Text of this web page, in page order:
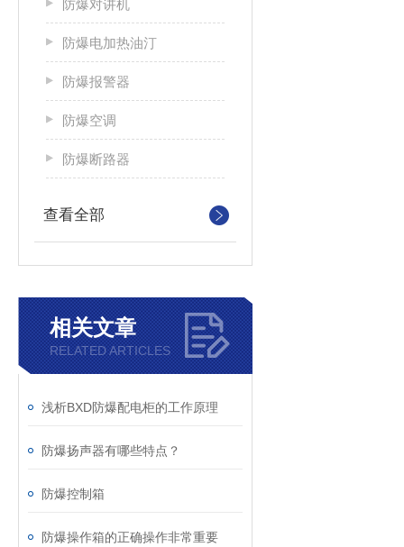
防爆对讲机
防爆电加热油汀
防爆报警器
防爆空调
防爆断路器
查看全部
相关文章
RELATED ARTICLES
浅析BXD防爆配电柜的工作原理
防爆扬声器有哪些特点？
防爆控制箱
防爆操作箱的正确操作非常重要